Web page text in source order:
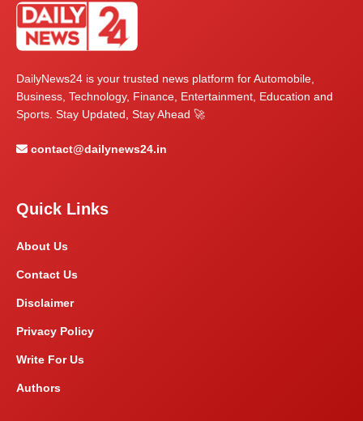
DailyNews24 is your trusted news platform for Automobile,
Business, Technology, Finance, Entertainment, Education and
Sports. Stay Updated, Stay Ahead 🚀
contact@dailynews24.in
Quick Links
About Us
Contact Us
Disclaimer
Privacy Policy
Write For Us
Authors